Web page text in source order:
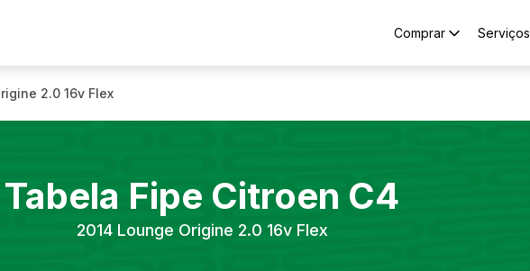
Comprar Serviços
2.0 16v Flex
Tabela Fipe Citroen C4
2014 Lounge Origine 2.0 16v Flex